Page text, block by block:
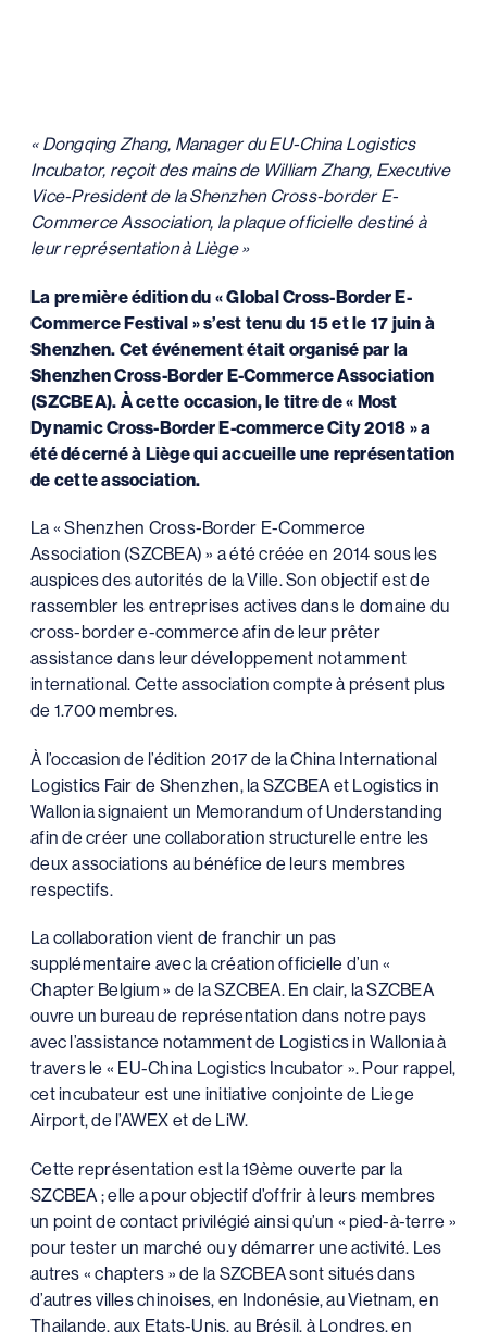
« Dongqing Zhang, Manager du EU-China Logistics
Incubator, reçoit des mains de William Zhang, Executive
Vice-President de la Shenzhen Cross-border E-
Commerce Association, la plaque officielle destiné à
leur représentation à Liège »​
La première édition du « Global Cross-Border E-
Commerce Festival » s’est tenu du 15 et le 17 juin à
Shenzhen. Cet événement était organisé par la
Shenzhen Cross-Border E-Commerce Association
(SZCBEA). À cette occasion, le titre de « Most
Dynamic Cross-Border E-commerce City 2018 » a
été décerné à Liège qui accueille une représentation
de cette association.
La « Shenzhen Cross-Border E-Commerce
Association (SZCBEA) » a été créée en 2014 sous les
auspices des autorités de la Ville. Son objectif est de
rassembler les entreprises actives dans le domaine du
cross-border e-commerce afin de leur prêter
assistance dans leur développement notamment
international. Cette association compte à présent plus
de 1.700 membres.
À l’occasion de l’édition 2017 de la China International
Logistics Fair de Shenzhen, la SZCBEA et Logistics in
Wallonia signaient un Memorandum of Understanding
afin de créer une collaboration structurelle entre les
deux associations au bénéfice de leurs membres
respectifs.
La collaboration vient de franchir un pas
supplémentaire avec la création officielle d’un «
Chapter Belgium » de la SZCBEA. En clair, la SZCBEA
ouvre un bureau de représentation dans notre pays
avec l’assistance notamment de Logistics in Wallonia à
travers le « EU-China Logistics Incubator ». Pour rappel,
cet incubateur est une initiative conjointe de Liege
Airport, de l’AWEX et de LiW.
Cette représentation est la 19ème ouverte par la
SZCBEA ; elle a pour objectif d’offrir à leurs membres
un point de contact privilégié ainsi qu’un « pied-à-terre »
pour tester un marché ou y démarrer une activité. Les
autres « chapters » de la SZCBEA sont situés dans
d’autres villes chinoises, en Indonésie, au Vietnam, en
Thailande, aux Etats-Unis, au Brésil, à Londres, en